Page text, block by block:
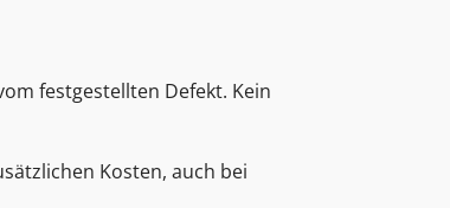
festgestellten Defekt. Kein
Kosten, auch bei